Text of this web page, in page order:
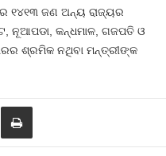
୧୪୧୩ ଜଣ ଅନ୍ୟ ରାଜ୍ୟର
ନୂଆପଡା, କନ୍ଧମାଳ, ଗଜପତି ଓ
ଶ୍ରମିକ ନଥିବା ମନ୍ତ୍ରୀଙ୍କ